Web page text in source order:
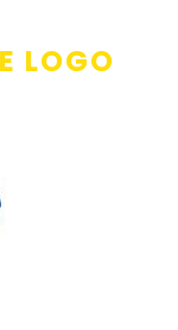
LOGO